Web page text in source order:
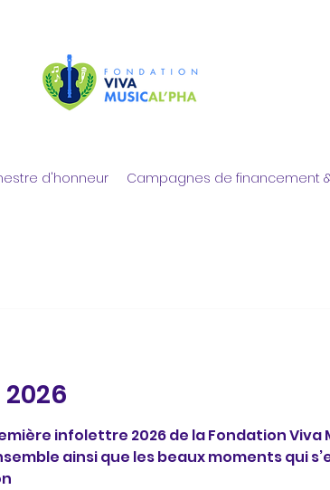
d'honneur Campagnes de financement
infolettre 2026 de la Fondation Viva
ainsi que les beaux moments qui